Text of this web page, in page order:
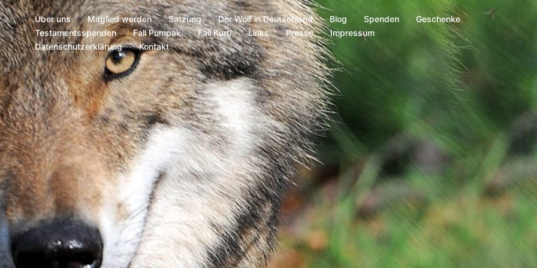
Über uns Mitglied werden Satzung Der Wolf in Deutschland Blog Spenden
Geschenke
Testamentsspenden
Fall Pumpak Fall Kurti Links Presse
Impressum
Datenschutzerklärung
Kontakt